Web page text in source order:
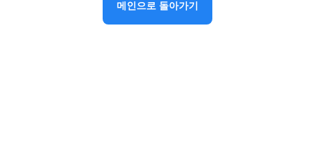
메인으로 돌아가기